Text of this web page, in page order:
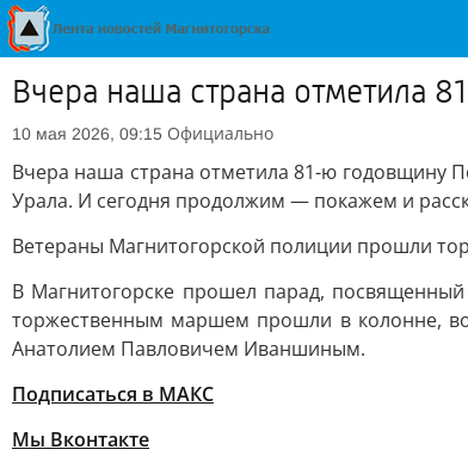
Вчера наша страна отметила
10 мая 2026, 09:15 Официально
Вчера наша страна отметила 81-ю годовщину
Урала. И сегодня продолжим — покажем и
Ветераны Магнитогорской полиции прошли
В Магнитогорске прошел парад,
торжественным маршем прошли в колонне,
Анатолием Павловичем Иваншиным.
Подписаться в МАКС
Мы Вконтакте